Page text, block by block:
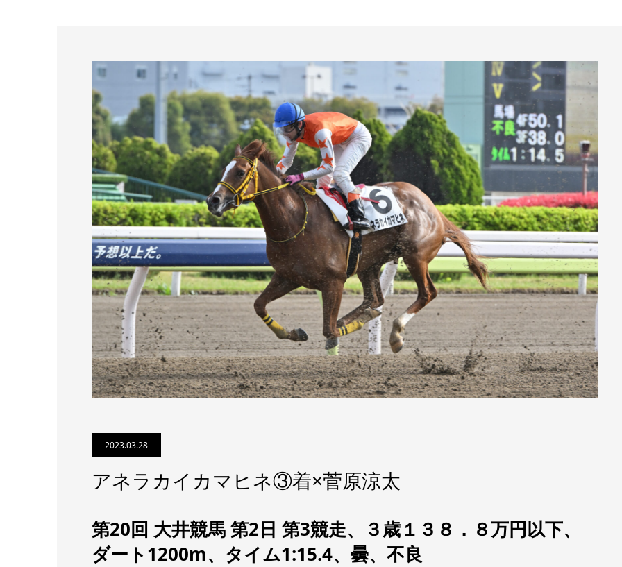
2023.03.28
アネラカイカマヒネ③着×菅原涼太
第20回 大井競馬 第2日 第3競走、 ３歳１３８．８万円以下、
ダート1200m、タイム1:15.4、曇、不良